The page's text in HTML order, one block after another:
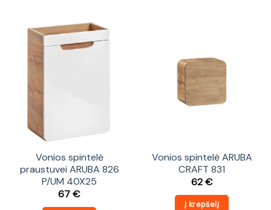
Vonios spintelė
praustuvei ARUBA 826
P/UM 40X25
67€
Vonios spintelė ARUBA
CRAFT 831
62€
Į krepšelį